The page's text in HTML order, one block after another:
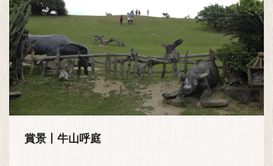
賞景丨牛山呼庭